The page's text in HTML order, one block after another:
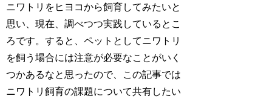
ニワトリをヒヨコから飼育してみたいと
思い、現在、調べつつ実践しているとこ
ろです。すると、ペットとしてニワトリ
を飼う場合には注意が必要なことがいく
つかあるなと思ったので、この記事では
ニワトリ飼育の課題について共有したい